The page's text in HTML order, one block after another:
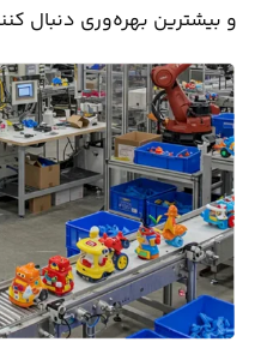
و بیشترین بهره‌وری دنبال